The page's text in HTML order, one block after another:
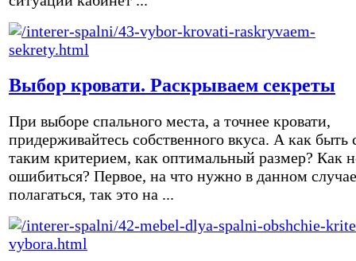
Выбор кровати. Раскрываем секреты
При выборе спального места, а точнее кровати,
придерживайтесь собственного вкуса. А как быть
таким критерием, как оптимальный размер? Как
ошибиться? Первое, на что нужно в данном случае
полагаться, так это на ...